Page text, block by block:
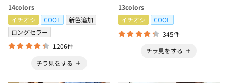
14colors
イチオシ
COOL
新色追加
ロングセラー
1206件
チラ見をする
13colors
イチオシ
COOL
345件
チラ見をする